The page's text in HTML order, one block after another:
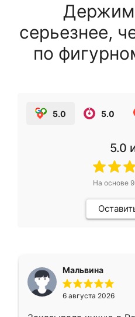
Держим
серьезнее,
по
5.0 5.0
5.0
На основе
Мальвина
6 августа 2026